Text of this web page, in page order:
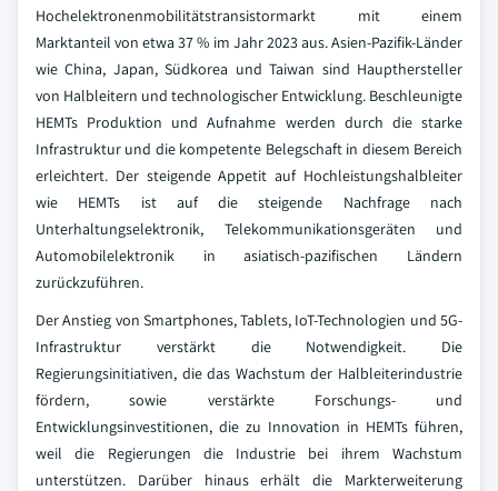
Hochelektronenmobilitätstransistormarkt mit einem
Marktanteil von etwa 37 % im Jahr 2023 aus. Asien-Pazifik-Länder
wie China, Japan, Südkorea und Taiwan sind Haupthersteller
von Halbleitern und technologischer Entwicklung. Beschleunigte
HEMTs Produktion und Aufnahme werden durch die starke
Infrastruktur und die kompetente Belegschaft in diesem Bereich
erleichtert. Der steigende Appetit auf Hochleistungshalbleiter
wie HEMTs ist auf die steigende Nachfrage nach
Unterhaltungselektronik, Telekommunikationsgeräten und
Automobilelektronik in asiatisch-pazifischen Ländern
zurückzuführen.
Der Anstieg von Smartphones, Tablets, IoT-Technologien und 5G-
Infrastruktur verstärkt die Notwendigkeit. Die
Regierungsinitiativen, die das Wachstum der Halbleiterindustrie
fördern, sowie verstärkte Forschungs- und
Entwicklungsinvestitionen, die zu Innovation in HEMTs führen,
weil die Regierungen die Industrie bei ihrem Wachstum
unterstützen. Darüber hinaus erhält die Markterweiterung